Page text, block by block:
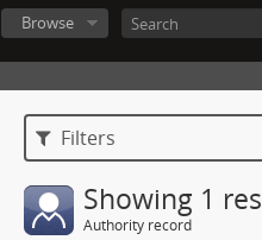
Browse
Filters
Showing 1
Authority record